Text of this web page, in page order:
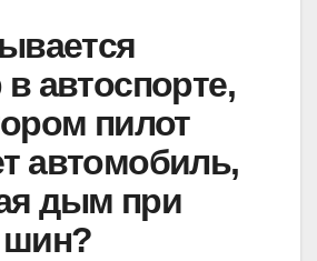
автоспорте,
пилот
автомобиль,
дым при
шин?